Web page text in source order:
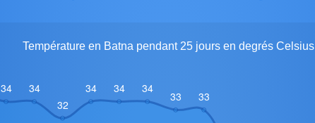
Température en Batna pendant 25 jours en degrés Celsius